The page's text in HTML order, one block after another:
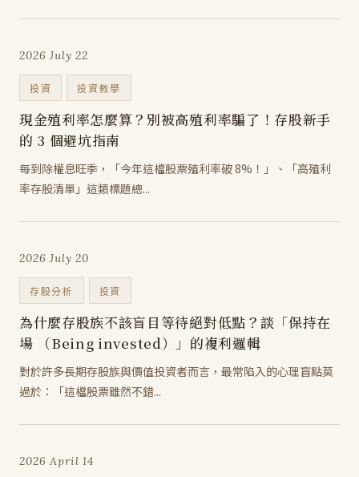
2026 July 22
投資 投資教學
現金殖利率怎麼算？別被高殖利率騙了！存股新手
的 3 個避坑指南
每到除權息旺季，「今年這檔股票殖利率破 8%！」、「高殖利
率存股清單」這類標題總...
2026 July 20
存股分析 投資
為什麼存股族不該盲目等待絕對低點？談「保持在
場 （Being invested）」的複利邏輯
對於許多長期存股族與價值投資者而言，最常陷入的心理盲點莫
過於：「這檔股票雖然不錯...
2026 April 14